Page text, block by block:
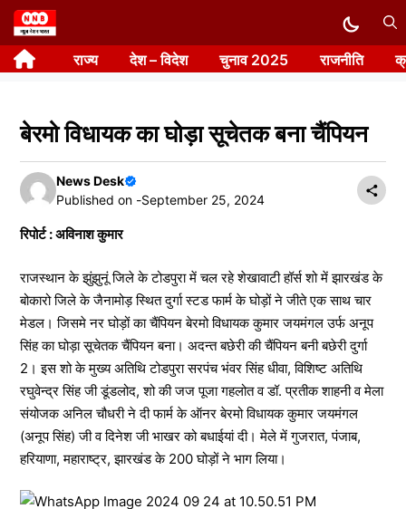
Skip
to
content राज्य देश – विदेश चुनाव 2025 राजनीति
बेरमो विधायक का घोड़ा सूचेतक बना चैंपियन
News Desk
Published on -September 25, 2024
रिपोर्ट : अविनाश कुमार
राजस्थान के झुंझुनूं जिले के टोडपुरा में चल रहे शेखावाटी हॉर्स शो में झारखंड के
बोकारो जिले के जैनामोड़ स्थित दुर्गा स्टड फार्म के घोड़ों ने जीते एक साथ चार
मेडल। जिसमे नर घोड़ों का चैंपियन बेरमो विधायक कुमार जयमंगल उर्फ अनूप
सिंह का घोड़ा सूचेतक चैंपियन बना। अदन्त बछेरी की चैंपियन बनी बछेरी दुर्गा
2। इस शो के मुख्य अतिथि टोडपुरा सरपंच भंवर सिंह धीवा, विशिष्ट अतिथि
रघुवेन्द्र सिंह जी डूंडलोद, शो की जज पूजा गहलोत व डॉ. प्रतीक शाहनी व मेला
संयोजक अनिल चौधरी ने दी फार्म के ऑनर बेरमो विधायक कुमार जयमंगल
(अनूप सिंह) जी व दिनेश जी भाखर को बधाईयां दी। मेले में गुजरात, पंजाब,
हरियाणा, महाराष्ट्र, झारखंड के 200 घोड़ों ने भाग लिया।